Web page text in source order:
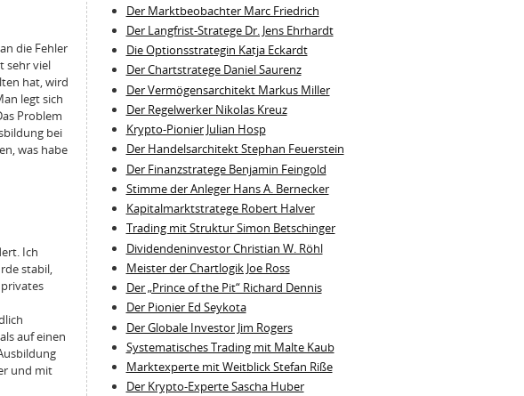
die Fehler
sehr viel
hat, wird
legt sich
Problem
bei
was habe
Ich
stabil,
auf einen
und mit
Der Marktbeobachter Marc Friedrich
Der Langfrist-Stratege Dr. Jens Ehrhardt
Die Optionsstrategin Katja Eckardt
Der Chartstratege Daniel Saurenz
Der Vermögensarchitekt Markus Miller
Der Regelwerker Nikolas Kreuz
Krypto-Pionier Julian Hosp
Der Handelsarchitekt Stephan Feuerstein
Der Finanzstratege Benjamin Feingold
Stimme der Anleger Hans A. Bernecker
Kapitalmarktstratege Robert Halver
Trading mit Struktur Simon Betschinger
Dividendeninvestor Christian W. Röhl
Meister der Chartlogik Joe Ross
Der „Prince of the Pit“ Richard Dennis
Der Pionier Ed Seykota
Der Globale Investor Jim Rogers
Systematisches Trading mit Malte Kaub
Marktexperte mit Weitblick Stefan Riße
Der Krypto-Experte Sascha Huber